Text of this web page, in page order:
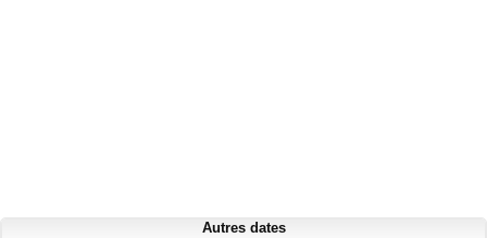
Autres dates